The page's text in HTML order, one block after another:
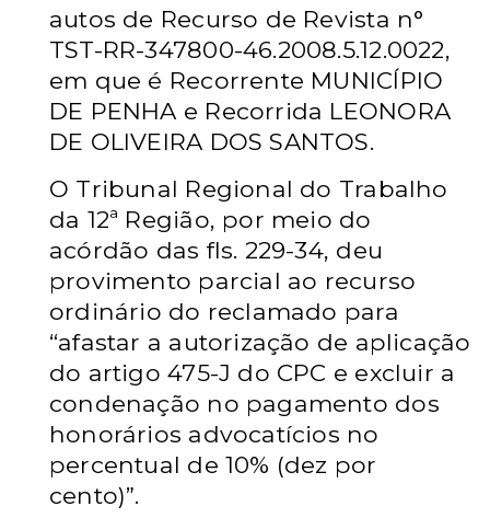
autos de Recurso de Revista n°
TST-RR-347800-46.2008.5.12.0022,
em que é Recorrente MUNICÍPIO
DE PENHA e Recorrida LEONORA
DE OLIVEIRA DOS SANTOS.
O Tribunal Regional do Trabalho
da 12ª Região, por meio do
acórdão das fls. 229-34, deu
provimento parcial ao recurso
ordinário do reclamado para
“afastar a autorização de aplicação
do artigo 475-J do CPC e excluir a
condenação no pagamento dos
honorários advocatícios no
percentual de 10% (dez por
cento)”.